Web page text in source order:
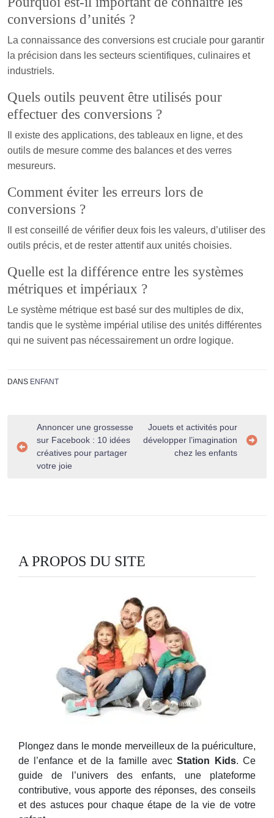
conversions d’unités ?
La connaissance des conversions est cruciale pour garantir
la précision dans les secteurs scientifiques, culinaires et
industriels.
Quels outils peuvent être utilisés pour
effectuer des conversions ?
Il existe des applications, des tableaux en ligne, et des
outils de mesure comme des balances et des verres
mesureurs.
Comment éviter les erreurs lors de
conversions ?
Il est conseillé de vérifier deux fois les valeurs, d’utiliser des
outils précis, et de rester attentif aux unités choisies.
Quelle est la différence entre les systèmes
métriques et impériaux ?
Le système métrique est basé sur des multiples de dix,
tandis que le système impérial utilise des unités différentes
qui ne suivent pas nécessairement un ordre logique.
DANS ENFANT
Navigation
de
l’article
Annoncer une grossesse
sur Facebook : 10 idées
créatives pour partager
votre joie
Jouets et activités pour
développer l’imagination
chez les enfants
A PROPOS DU SITE
Plongez dans le monde merveilleux de la puériculture,
de l’enfance et de la famille avecStation Kids. Ce
guide de l’univers des enfants, une plateforme
contributive, vous apporte des réponses, des conseils
et des astuces pour chaque étape de la vie de votre